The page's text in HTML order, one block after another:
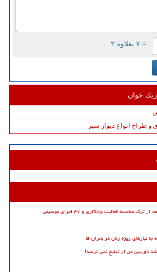
= ۷ بعلاوه ۳
خوان
طراح انواع دیوار سبز
فعالیت ۸۵گالری و ۴۷ اجرای موسیقی
نیازهای ویژه زنان در بحران ها
دوربین من از تبلیغ نمی ترسد!